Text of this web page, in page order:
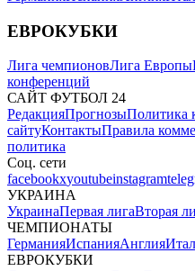
ЕВРОКУБКИ
Лига чемпионовЛига Европы
конференций
САЙТ ФУТБОЛ 24
РедакцияПрогнозыПолитика
сайтуКонтактыПравила
политика
Соц. сети
facebookxyoutubeinstagram
УКРАИНА
УкраинаПервая лигаВторая
ЧЕМПИОНАТЫ
ГерманияИспанияАнглия
ЕВРОКУБКИ